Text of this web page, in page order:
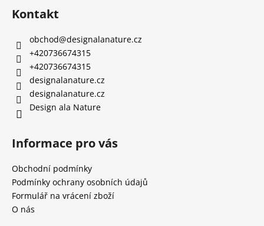
Kontakt
obchod@designalanature.cz
+420736674315
+420736674315
designalanature.cz
designalanature.cz
Design ala Nature
Informace pro vás
Obchodní podmínky
Podmínky ochrany osobních údajů
Formulář na vrácení zboží
O nás